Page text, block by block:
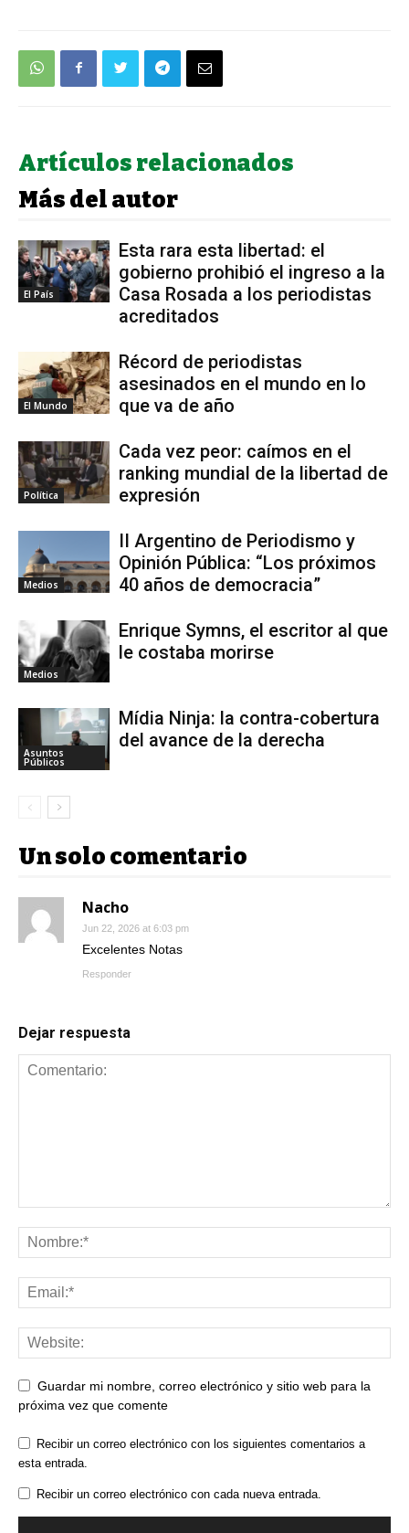
Artículos relacionados
Más del autor
El País
Esta rara esta libertad: el
gobierno prohibió el ingreso a la
Casa Rosada a los periodistas
acreditados
El Mundo
Récord de periodistas
asesinados en el mundo en lo
que va de año
Política
Cada vez peor: caímos en el
ranking mundial de la libertad de
expresión
Medios
II Argentino de Periodismo y
Opinión Pública: “Los próximos
40 años de democracia”
Medios
Enrique Symns, el escritor al que
le costaba morirse
Asuntos
Públicos
Mídia Ninja: la contra-cobertura
del avance de la derecha
Un solo comentario
Nacho
Jun 22, 2026 at 6:03 pm
Excelentes Notas
Responder
Dejar respuesta
Guardar mi nombre, correo electrónico y sitio web para la
próxima vez que comente
Recibir un correo electrónico con los siguientes comentarios a
esta entrada.
Recibir un correo electrónico con cada nueva entrada.